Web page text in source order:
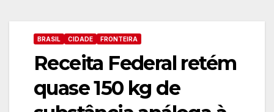
BRASIL CIDADE FRONTEIRA
Receita Federal retém
quase 150 kg de